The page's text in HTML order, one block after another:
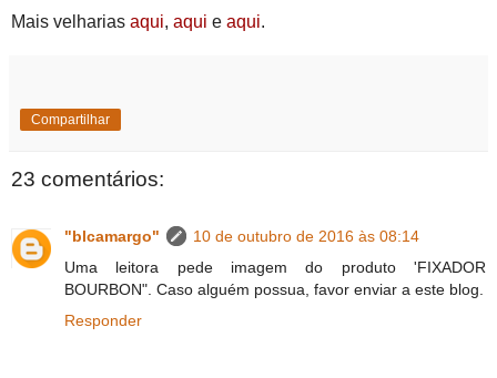
Mais velharias aqui, aqui e aqui.
Compartilhar
23 comentários:
"blcamargo"
10 de outubro de 2016 às 08:14
Uma leitora pede imagem do produto 'FIXADOR
BOURBON". Caso alguém possua, favor enviar a este blog.
Responder